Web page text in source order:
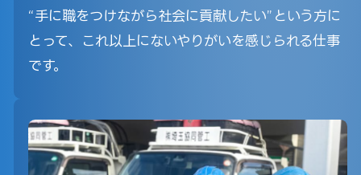
“手に職をつけながら社会に貢献したい”という方に
とって、これ以上にないやりがいを感じられる仕事
です。